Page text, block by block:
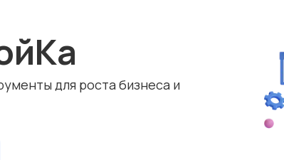
для роста бизнеса и